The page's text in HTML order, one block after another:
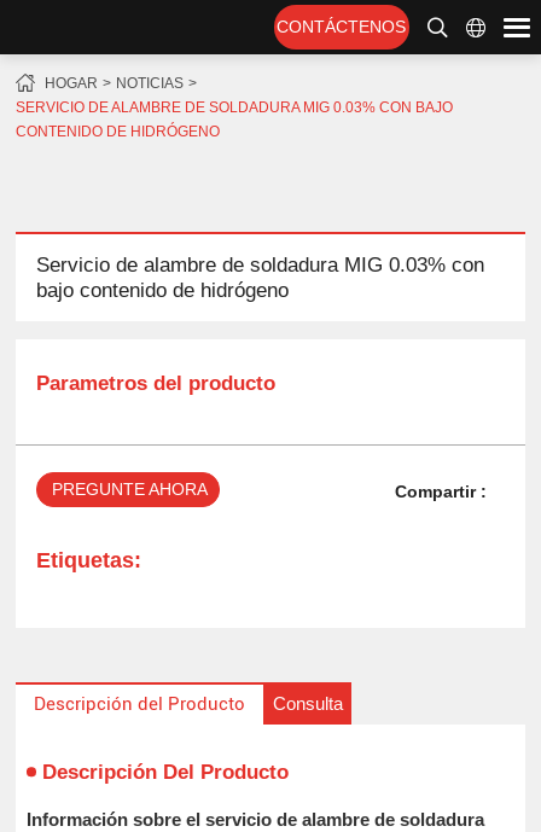
CONTÁCTENOS
HOGAR
NOTICIAS
SERVICIO DE ALAMBRE DE SOLDADURA MIG 0.03% CON BAJO
CONTENIDO DE HIDRÓGENO
Servicio de alambre de soldadura MIG 0.03% con
bajo contenido de hidrógeno
Parametros del producto
PREGUNTE AHORA Compartir :
Etiquetas:
Descripción del Producto Consulta
Descripción Del Producto
Información sobre el servicio de alambre de soldadura